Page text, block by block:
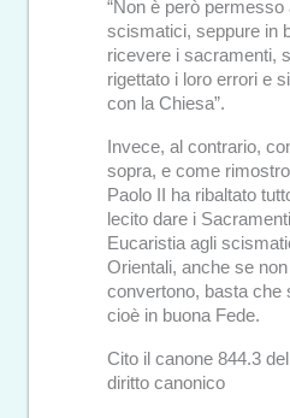
“Non è però permesso
scismatici, seppure in
ricevere i sacramenti,
rigettato i loro errori e
con la Chiesa”.
Invece, al contrario,
sopra, e come
Paolo II ha ribaltato
lecito dare i
Eucaristia agli
Orientali, anche se
convertono, basta che
cioè in buona Fede.
Cito il canone 844.3
diritto canonico